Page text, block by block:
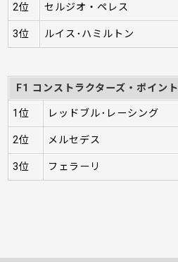
2位 セルジオ・ペレス
3位 ルイス･ハミルトン
F1 コンストラクターズ・ポイント
1位 レッドブル･レーシング
2位 メルセデス
3位 フェラーリ